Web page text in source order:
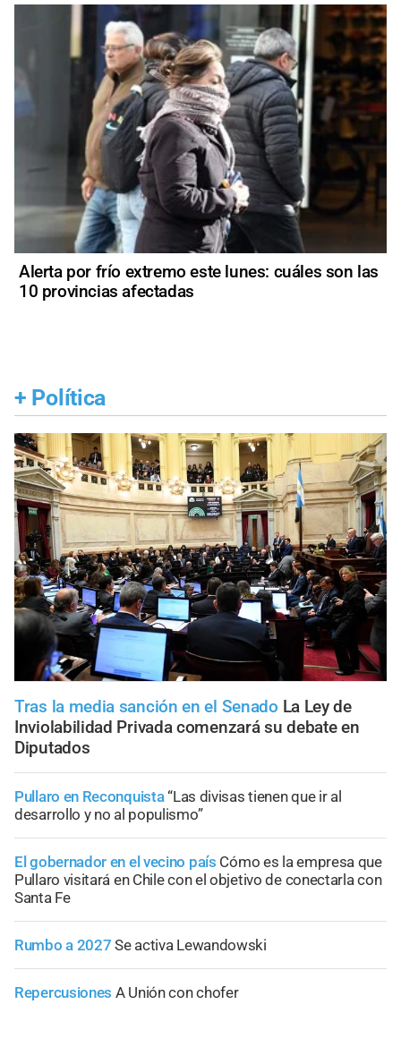
Alerta por frío extremo este lunes: cuáles son las
10 provincias afectadas
+ Política
Tras la media sanción en el Senado La Ley de
Inviolabilidad Privada comenzará su debate en
Diputados
Pullaro en Reconquista“Las divisas tienen que ir al
desarrollo y no al populismo”
El gobernador en el vecino país Cómo es la empresa que
Pullaro visitará en Chile con el objetivo de conectarla con
Santa Fe
Rumbo a 2027 Se activa Lewandowski
Repercusiones A Unión con chofer